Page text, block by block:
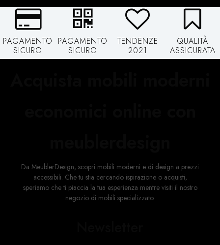
PAGAMENTO
SICURO
PAGAMENTO
SICURO
TENDENZE
2021
QUALITÀ
ASSICURATA
Da MeublerDesign, scopri mobili moderni e di design a prezzi
accessibili. Che tu stia cercando ispirazione o acquisti,
speriamo che ti piaccia la tua esperienza mentre visiti il ​​nostro
negozio di mobili specializzato.